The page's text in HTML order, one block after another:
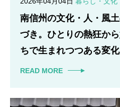
南信州の文化・人・風
づき。ひとりの熱狂か
ちで生まれつつある変化
READ MORE